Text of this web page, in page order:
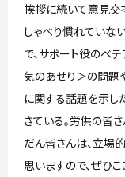
挨拶に続いて意見交
しゃべり慣れていな
で、サポート役のベ
気のあせり＞の問題
に関する話題を示し
きている。労供の皆
だん皆さんは、立場
思いますので、ぜひ